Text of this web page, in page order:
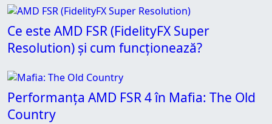
Ce este AMD FSR (FidelityFX Super
Resolution) și cum funcționează?
Performanța AMD FSR 4 în Mafia: The Old
Country